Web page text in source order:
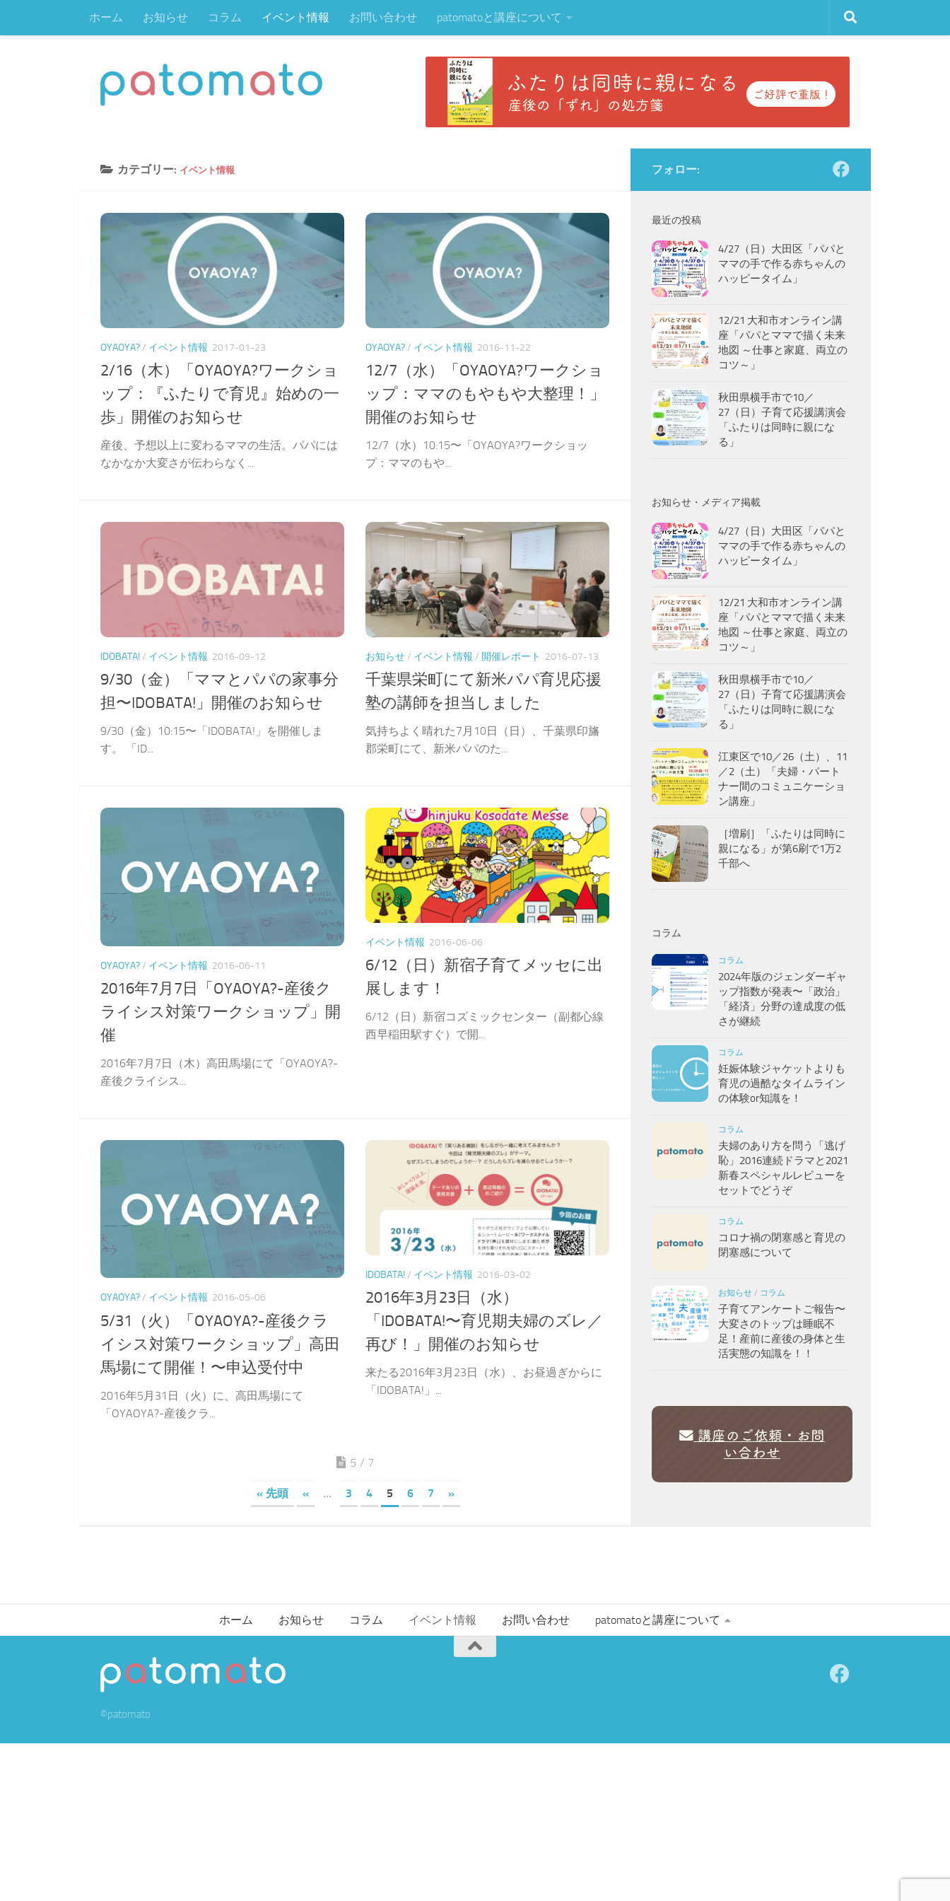
コンテンツへスキップ
ホーム お知らせ コラム イベント情報 お問い合わせ patomatoと講座について
カテゴリー: イベント情報
OYAOYA?/ イベント情報 2017-01-23
2/16（木）「OYAOYA?ワークショ
ップ：『ふたりで育児』始めの一
歩」開催のお知らせ
産後、予想以上に変わるママの生活。パパには
なかなか大変さが伝わらなく...
OYAOYA?/ イベント情報 2016-11-22
12/7（水）「OYAOYA?ワークショ
ップ：ママのもやもや大整理！」
開催のお知らせ
12/7（水）10:15〜「OYAOYA?ワークショッ
プ：ママのもや...
IDOBATA!/ イベント情報 2016-09-12
9/30（金）「ママとパパの家事分
担〜IDOBATA!」開催のお知らせ
9/30（金）10:15〜「IDOBATA!」を開催しま
す。 「ID...
お知らせ/ イベント情報 / 開催レポート 2016-07-13
千葉県栄町にて新米パパ育児応援
塾の講師を担当しました
気持ちよく晴れた7月10日（日）、千葉県印旛
郡栄町にて、新米パパのた...
OYAOYA?/ イベント情報 2016-06-11
2016年7月7日「OYAOYA?-産後ク
ライシス対策ワークショップ」開
催
2016年7月7日（木）高田馬場にて「OYAOYA?-
産後クライシス...
イベント情報 2016-06-06
6/12（日）新宿子育てメッセに出
展します！
6/12（日）新宿コズミックセンター（副都心線
西早稲田駅すぐ）で開...
OYAOYA?/ イベント情報 2016-05-06
5/31（火）「OYAOYA?-産後クラ
イシス対策ワークショップ」高田
馬場にて開催！〜申込受付中
2016年5月31日（火）に、高田馬場にて
「OYAOYA?-産後クラ...
IDOBATA!/ イベント情報 2016-03-02
2016年3月23日（水）
「IDOBATA!〜育児期夫婦のズレ／
再び！」開催のお知らせ
来たる2016年3月23日（水）、お昼過ぎからに
「IDOBATA!」...
5 / 7
« 先頭 « ... 3 4 5 6 7 »
フォロー:
最近の投稿
4/27（日）大田区「パパと
ママの手で作る赤ちゃんの
ハッピータイム」
12/21 大和市オンライン講
座「パパとママで描く未来
地図 ～仕事と家庭、両立の
コツ～」
秋田県横手市で10／
27（日）子育て応援講演会
「ふたりは同時に親にな
る」
お知らせ・メディア掲載
4/27（日）大田区「パパと
ママの手で作る赤ちゃんの
ハッピータイム」
12/21 大和市オンライン講
座「パパとママで描く未来
地図 ～仕事と家庭、両立の
コツ～」
秋田県横手市で10／
27（日）子育て応援講演会
「ふたりは同時に親にな
る」
江東区で10／26（土）、11
／2（土）「夫婦・パート
ナー間のコミュニケーショ
ン講座」
［増刷］「ふたりは同時に
親になる」が第6刷で1万2
千部へ
コラム
コラム
2024年版のジェンダーギャ
ップ指数が発表〜「政治」
「経済」分野の達成度の低
さが継続
コラム
妊娠体験ジャケットよりも
育児の過酷なタイムライン
の体験or知識を！
コラム
夫婦のあり方を問う「逃げ
恥」2016連続ドラマと2021
新春スペシャルレビューを
セットでどうぞ
コラム
コロナ禍の閉塞感と育児の
閉塞感について
お知らせ / コラム
子育てアンケートご報告〜
大変さのトップは睡眠不
足！産前に産後の身体と生
活実態の知識を！！
講座のご依頼・お問
い合わせ
ホーム お知らせ コラム イベント情報 お問い合わせ patomatoと講座について
©patomato